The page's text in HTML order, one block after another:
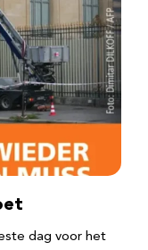
dag voor het